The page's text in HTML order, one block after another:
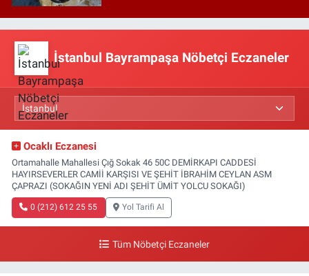
İstanbul Bayrampaşa Nöbetçi Eczaneler
Ocaklı Eczanesi
Ortamahalle Mahallesi Çığ Sokak 46 50C DEMİRKAPI CADDESİ
HAYIRSEVERLER CAMİİ KARŞISI VE ŞEHİT İBRAHİM CEYLAN ASM
ÇAPRAZI (SOKAĞIN YENİ ADI ŞEHİT ÜMİT YOLCU SOKAĞI)
0 (212) 612 25 55 Yol Tarifi Al
Tüm Nöbetçi Eczaneler